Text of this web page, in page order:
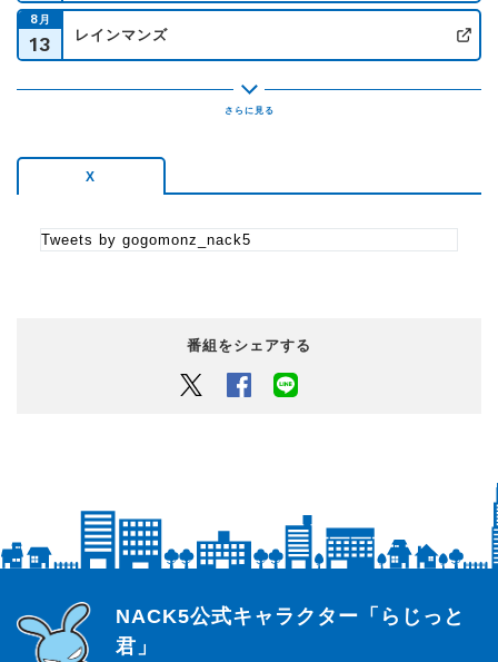
◆リクエストは【リクエストBOX】のフォームでお待ちしてます！
番組紹介
かおり がお送りする生ワイド番組「GOGOMONZ」。
午後に集うリスナー「午後モン」の輪が大きく大きくなることを
【GOGOMONZ タイムスケジュール】
14:30 交通情報
16:06 交通情報
16:36 交通情報
8月
13
レインマンズ
本多スイミングスクール
X
Tweets by gogomonz_nack5
番組をシェアする
Twitter Facebook
らじっと君
NACK5公式キャラクター「らじっと
君」